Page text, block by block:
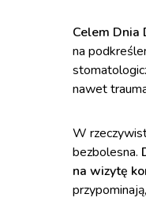
Celem Dnia
na
nawet
W
bezbolesna.
na wizytę